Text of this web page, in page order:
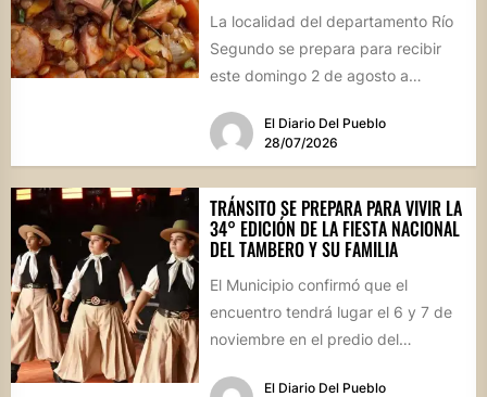
La localidad del departamento Río
Segundo se prepara para recibir
este domingo 2 de agosto a
El Diario Del Pueblo
28/07/2026
TRÁNSITO SE PREPARA PARA VIVIR LA
34° EDICIÓN DE LA FIESTA NACIONAL
DEL TAMBERO Y SU FAMILIA
El Municipio confirmó que el
encuentro tendrá lugar el 6 y 7 de
noviembre en el predio del
El Diario Del Pueblo